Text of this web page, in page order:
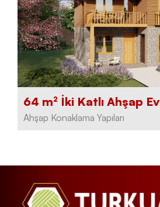
64 m² İki Katlı Ahşap Ev
Ahşap Konaklama Yapıları